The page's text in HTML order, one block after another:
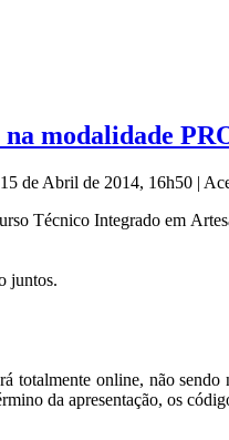
na modalidade
de Abril de 2014, 16h50 |
Técnico Integrado em
juntos.
totalmente online, não sendo
da apresentação, os